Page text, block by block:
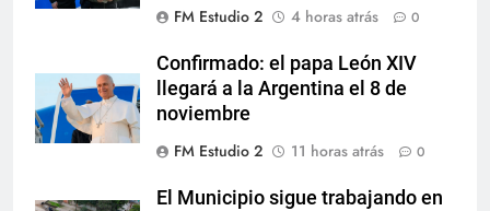
FM Estudio 2
4 horas atrás 0
Confirmado: el papa León XIV
llegará a la Argentina el 8 de
noviembre
FM Estudio 2
11 horas atrás 0
El Municipio sigue trabajando en